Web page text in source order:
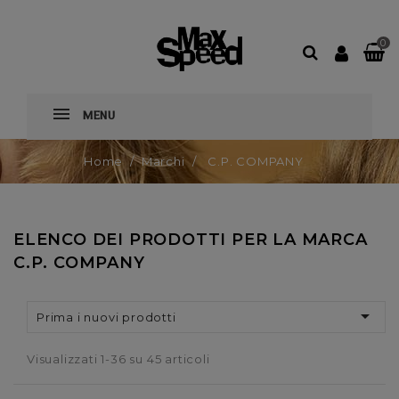
0
MENU
Home Marchi C.P. COMPANY
ELENCO DEI PRODOTTI PER LA MARCA
C.P. COMPANY
Prima i nuovi prodotti 
Visualizzati 1-36 su 45 articoli